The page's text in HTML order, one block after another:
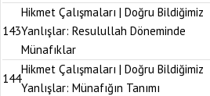
143
Hikmet Çalışmaları | Doğru Bildiğimiz
Yanlışlar: Resulullah Döneminde
Münafıklar
144
Hikmet Çalışmaları | Doğru Bildiğimiz
Yanlışlar: Münafığın Tanımı